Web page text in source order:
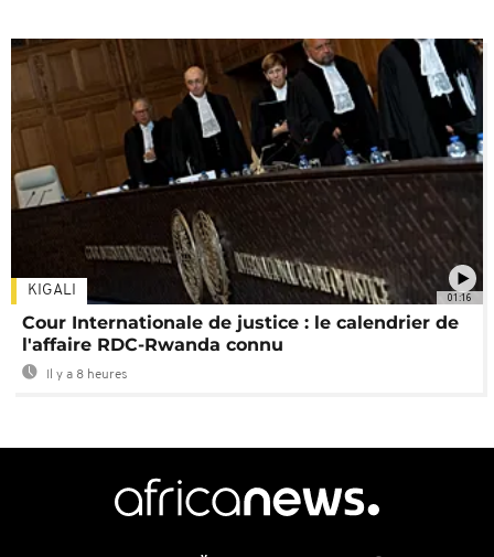
01:16
KIGALI
Cour Internationale de justice : le calendrier de
l'affaire RDC-Rwanda connu
Il y a 8 heures